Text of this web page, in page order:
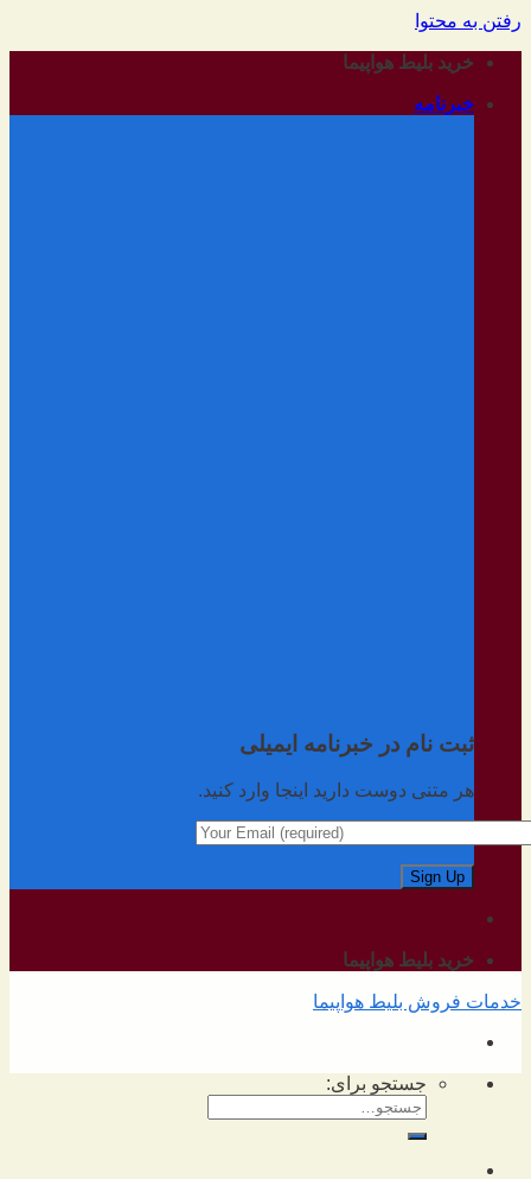
رفتن به محتوا
خرید بلیط هواپیما
خبرنامه
ثبت نام در خبرنامه ایمیلی
هر متنی دوست دارید اینجا وارد کنید.
خرید بلیط هواپیما
خدمات فروش بلیط هواپیما
جستجو برای: